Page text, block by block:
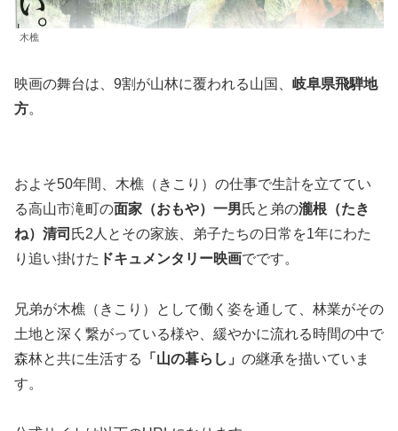
木樵
映画の舞台は、9割が山林に覆われる山国、 岐阜県飛騨地
方。
およそ50年間、木樵（きこり）の仕事で生計を立ててい
る高山市滝町の面家（おもや）一男氏と弟の瀧根（たき
ね）清司 氏2人とその家族、弟子たちの日常を1年にわた
り追い掛けた ドキュメンタリー映画でです。
兄弟が木樵（きこり）として働く姿を通して、林業がその
土地と深く繋がっている様や、緩やかに流れる時間の中で
森林と共に生活する
「山の暮らし」 の継承を描いていま
す。